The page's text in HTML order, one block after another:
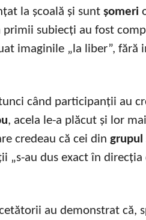
la școală și sunt șomeri
subiecți au fost
imaginile „la liber”,
când participanții au
, acela le-a plăcut și lor
credeau că cei din grupul
„s-au dus exact în
au demonstrat că,